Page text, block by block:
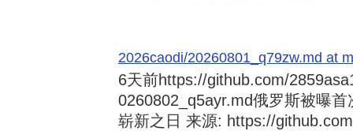
2026caodi/20260801_q79zw.md at
6天前https://github.com/
0260802_q5ayr.md俄罗斯被曝
崭新之日 来源: https://